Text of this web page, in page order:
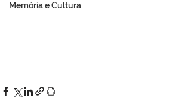
Memória e Cultura